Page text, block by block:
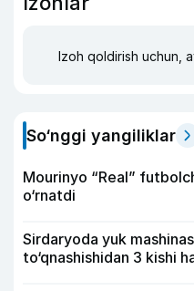
Izoh qoldirish uchun,
So‘nggi yangiliklar
Mourinyo “Real”
o‘rnatdi
Sirdaryoda yuk
to‘qnashishidan 3 kishi